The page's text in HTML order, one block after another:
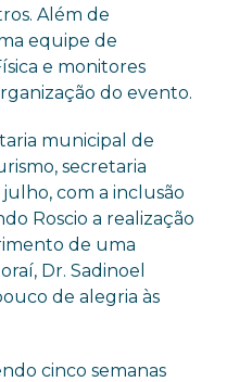
Além de
equipe de
e monitores
do evento.
municipal de
secretaria
com a inclusão
Roscio a realização
de uma
Dr. Sadinoel
de alegria às
cinco semanas